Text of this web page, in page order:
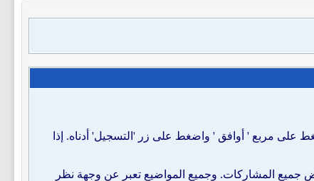
على مربع ' أوافق ' واضغط على زر 'التسجيل' أدناه. إذا
جميع المشاركات. وجميع المواضيع تعبر عن وجهة نظر